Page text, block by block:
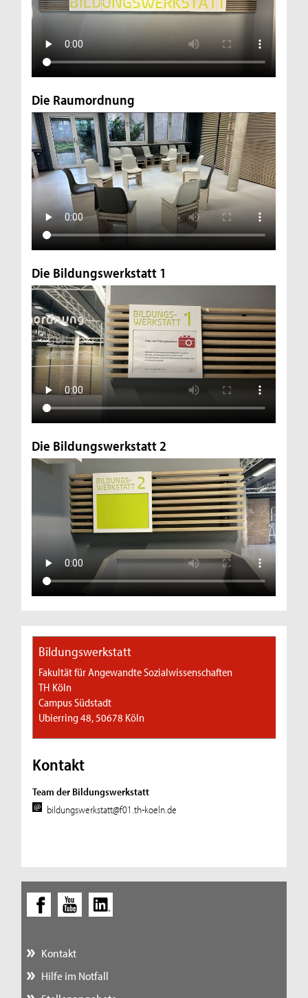
Die Raumordnung
Die Bildungswerkstatt 1
Die Bildungswerkstatt 2
Bildungswerkstatt
Fakultät für Angewandte Sozialwissenschaften
TH Köln
Campus Südstadt
Ubierring 48, 50678 Köln
Kontakt
Team der Bildungswerkstatt
bildungswerkstatt@f01.th-koeln.de
Kontakt
Hilfe im Notfall